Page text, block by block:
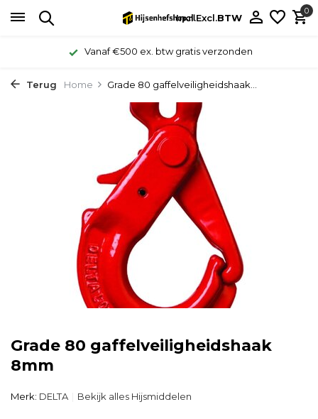
Incl.Excl.BTW
0
Vanaf €500 ex. btw gratis verzonden
Terug Home Grade 80 gaffelveiligheidshaak...
Grade 80 gaffelveiligheidshaak
8mm
Merk: DELTA Bekijk alles Hijsmiddelen